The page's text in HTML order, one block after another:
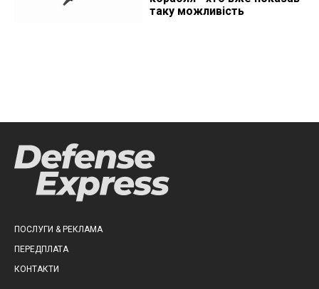
таку можливість
ПОСЛУГИ & РЕКЛАМА
ПЕРЕДПЛАТА
КОНТАКТИ